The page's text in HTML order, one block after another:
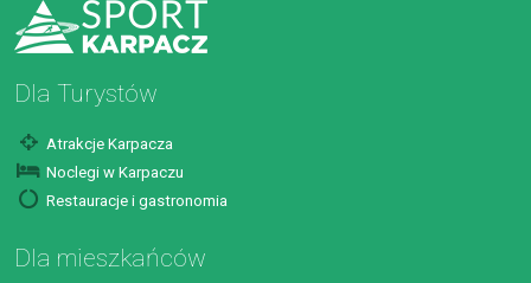
Dla Turystów
Atrakcje Karpacza
Noclegi w Karpaczu
Restauracje i gastronomia
Dla mieszkańców